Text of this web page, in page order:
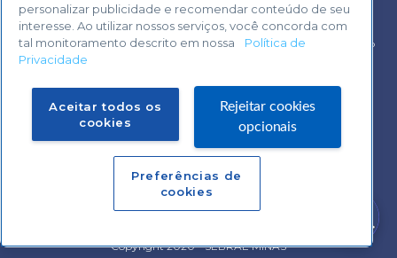
Voltar ao topo
Central de Atendimento:
0800 570 0800
Copyright 2020 - SEBRAE MINAS
personalizar publicidade e recomendar conteúdo de seu
interesse. Ao utilizar nossos serviços, você concorda com
tal monitoramento descrito em nossa
Política de
Privacidade
Aceitar todos os
cookies
Rejeitar cookies
opcionais
Preferências de
cookies